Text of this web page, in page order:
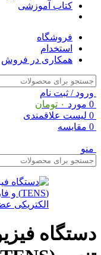
کتاب آموزشی
فروشگاه
استخدام
همکاری در فروش
ورود / ثبت نام
0 مورد ۰ تومان
0 لیست علاقمندی
0 مقایسه
منو